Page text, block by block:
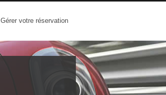
Gérer votre réservation